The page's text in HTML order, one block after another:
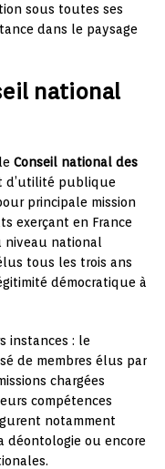
sous toutes ses
dans le paysage
national
Conseil national des
d’utilité publique
principale mission
exerçant en France
niveau national
tous les trois ans
démocratique à
instances : le
de membres élus par
chargées
compétences
notamment
déontologie ou encore